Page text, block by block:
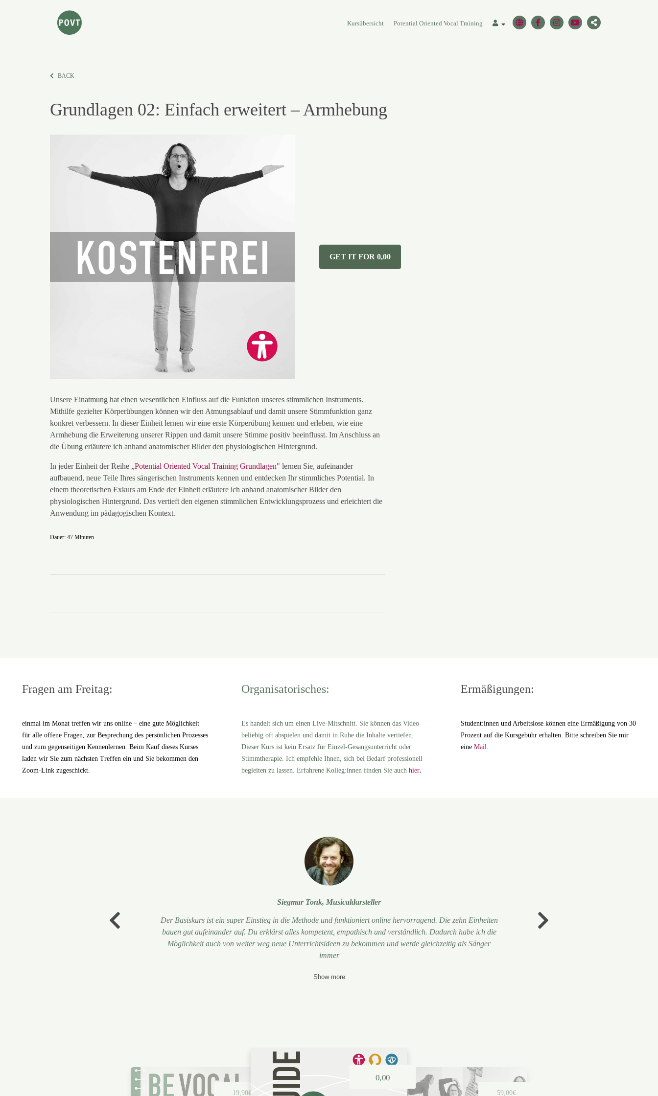
Kursübersicht Potential Oriented Vocal Training
BACK
Grundlagen 02: Einfach erweitert – Armhebung
GET IT FOR 0,00
Unsere Einatmung hat einen wesentlichen Einfluss auf die Funktion unseres stimmlichen Instruments.
Mithilfe gezielter Körperübungen können wir den Atmungsablauf und damit unsere Stimmfunktion ganz
konkret verbessern. In dieser Einheit lernen wir eine erste Körperübung kennen und erleben, wie eine
Armhebung die Erweiterung unserer Rippen und damit unsere Stimme positiv beeinflusst. Im Anschluss an
die Übung erläutere ich anhand anatomischer Bilder den physiologischen Hintergrund.
In jeder Einheit der Reihe „Potential Oriented Vocal Training Grundlagen" lernen Sie, aufeinander
aufbauend, neue Teile Ihres sängerischen Instruments kennen und entdecken Ihr stimmliches Potential. In
einem theoretischen Exkurs am Ende der Einheit erläutere ich anhand anatomischer Bilder den
physiologischen Hintergrund. Das vertieft den eigenen stimmlichen Entwicklungsprozess und erleichtert die
Anwendung im pädagogischen Kontext.
Dauer: 47 Minuten
Fragen am Freitag:
einmal im Monat treffen wir uns online – eine gute Möglichkeit
für alle offene Fragen, zur Besprechung des persönlichen Prozesses
und zum gegenseitigen Kennenlernen. Beim Kauf dieses Kurses
laden wir Sie zum nächsten Treffen ein und Sie bekommen den
Zoom-Link zugeschickt.
Organisatorisches:
Es handelt sich um einen Live-Mitschnitt. Sie können das Video
beliebig oft abspielen und damit in Ruhe die Inhalte vertiefen.
Dieser Kurs ist kein Ersatz für Einzel-Gesangsunterricht oder
Stimmtherapie. Ich empfehle Ihnen, sich bei Bedarf professionell
begleiten zu lassen. Erfahrene Kolleg:innen finden Sie auch hier.
Ermäßigungen:
Student:innen und Arbeitslose können eine Ermäßigung von 30
Prozent auf die Kursgebühr erhalten. Bitte schreiben Sie mir
eine Mail.
Siegmar Tonk, Musicaldarsteller
Der Basiskurs ist ein super Einstieg in die Methode und funktioniert online hervorragend. Die zehn Einheiten
bauen gut aufeinander auf. Du erklärst alles kompetent, empathisch und verständlich. Dadurch habe ich die
Möglichkeit auch von weiter weg neue Unterrichtsideen zu bekommen und werde gleichzeitig als Sänger
immer
Show more
0,00
59,00€
39,00€
19,90€